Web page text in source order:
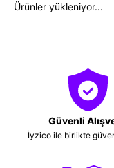
Ürünler yükleniyor...
Güvenli
İyzico ile birlikte